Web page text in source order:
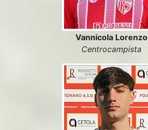
Vannicola Lorenzo
Centrocampista